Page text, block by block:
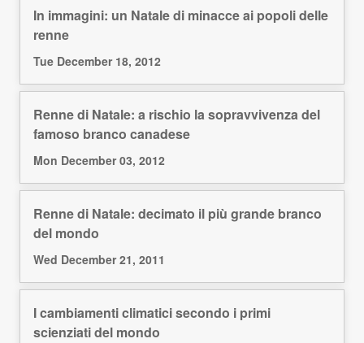
In immagini: un Natale di minacce ai popoli delle
renne
Tue December 18, 2012
Renne di Natale: a rischio la sopravvivenza del
famoso branco canadese
Mon December 03, 2012
Renne di Natale: decimato il più grande branco
del mondo
Wed December 21, 2011
I cambiamenti climatici secondo i primi
scienziati del mondo